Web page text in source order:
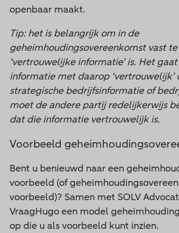
openbaar maakt.
Tip: het is belangrijk om in de
geheimhoudingsovereenkomst vast
‘vertrouwelijke informatie’ is. Het
informatie met daarop ‘vertrouwelijk’
strategische bedrijfsinformatie of
moet de andere partij redelijkerwijs
dat die informatie vertrouwelijk is.
Voorbeeld
Bent u benieuwd naar een
voorbeeld (of
voorbeeld)? Samen met SOLV
VraagHugo een model
op die u als voorbeeld kunt inzien.